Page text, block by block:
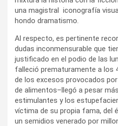
una magistral iconografía
hondo dramatismo.
Al respecto, es pertinente
dudas inconmensurable que
justificado en el podio de las
falleció prematuramente a los
de los excesos provocados
de alimentos–llegó a pesar
estimulantes y los
víctima de su propia fama, del
un semidios venerado por